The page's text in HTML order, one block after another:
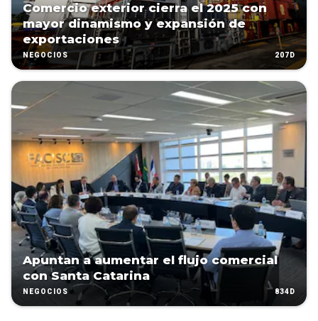
Comercio exterior cierra el 2025 con
mayor dinamismo y expansión de
exportaciones
NEGOCIOS 207D
Apuntan a aumentar el flujo comercial
con Santa Catarina
NEGOCIOS 834D